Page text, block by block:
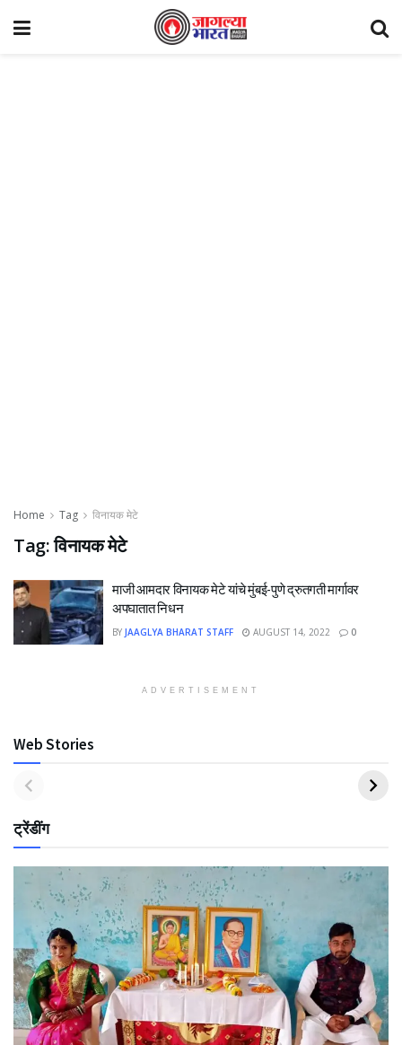
Home Tag विनायक मेटे
Tag:विनायक मेटे
माजी आमदार विनायक मेटे यांचे मुंबई-पुणे द्रुतगती मार्गावर
अपघातात निधन
BY JAAGLYA BHARAT STAFF AUGUST 14, 2022 0
ADVERTISEMENT
Web Stories
ट्रेंडींग